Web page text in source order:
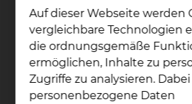
Betten
>
stationäre Patientinnen und
Auf dieser Webseite werden
vergleichbare Technologien
die ordnungsgemäße
ermöglichen, Inhalte zu
Zugriffe zu analysieren.
personenbezogene Daten